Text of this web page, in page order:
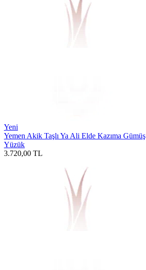
Yeni
Yemen Akik Taşlı Ya Ali Elde Kazıma Gümüş
Yüzük
3.720,00 TL